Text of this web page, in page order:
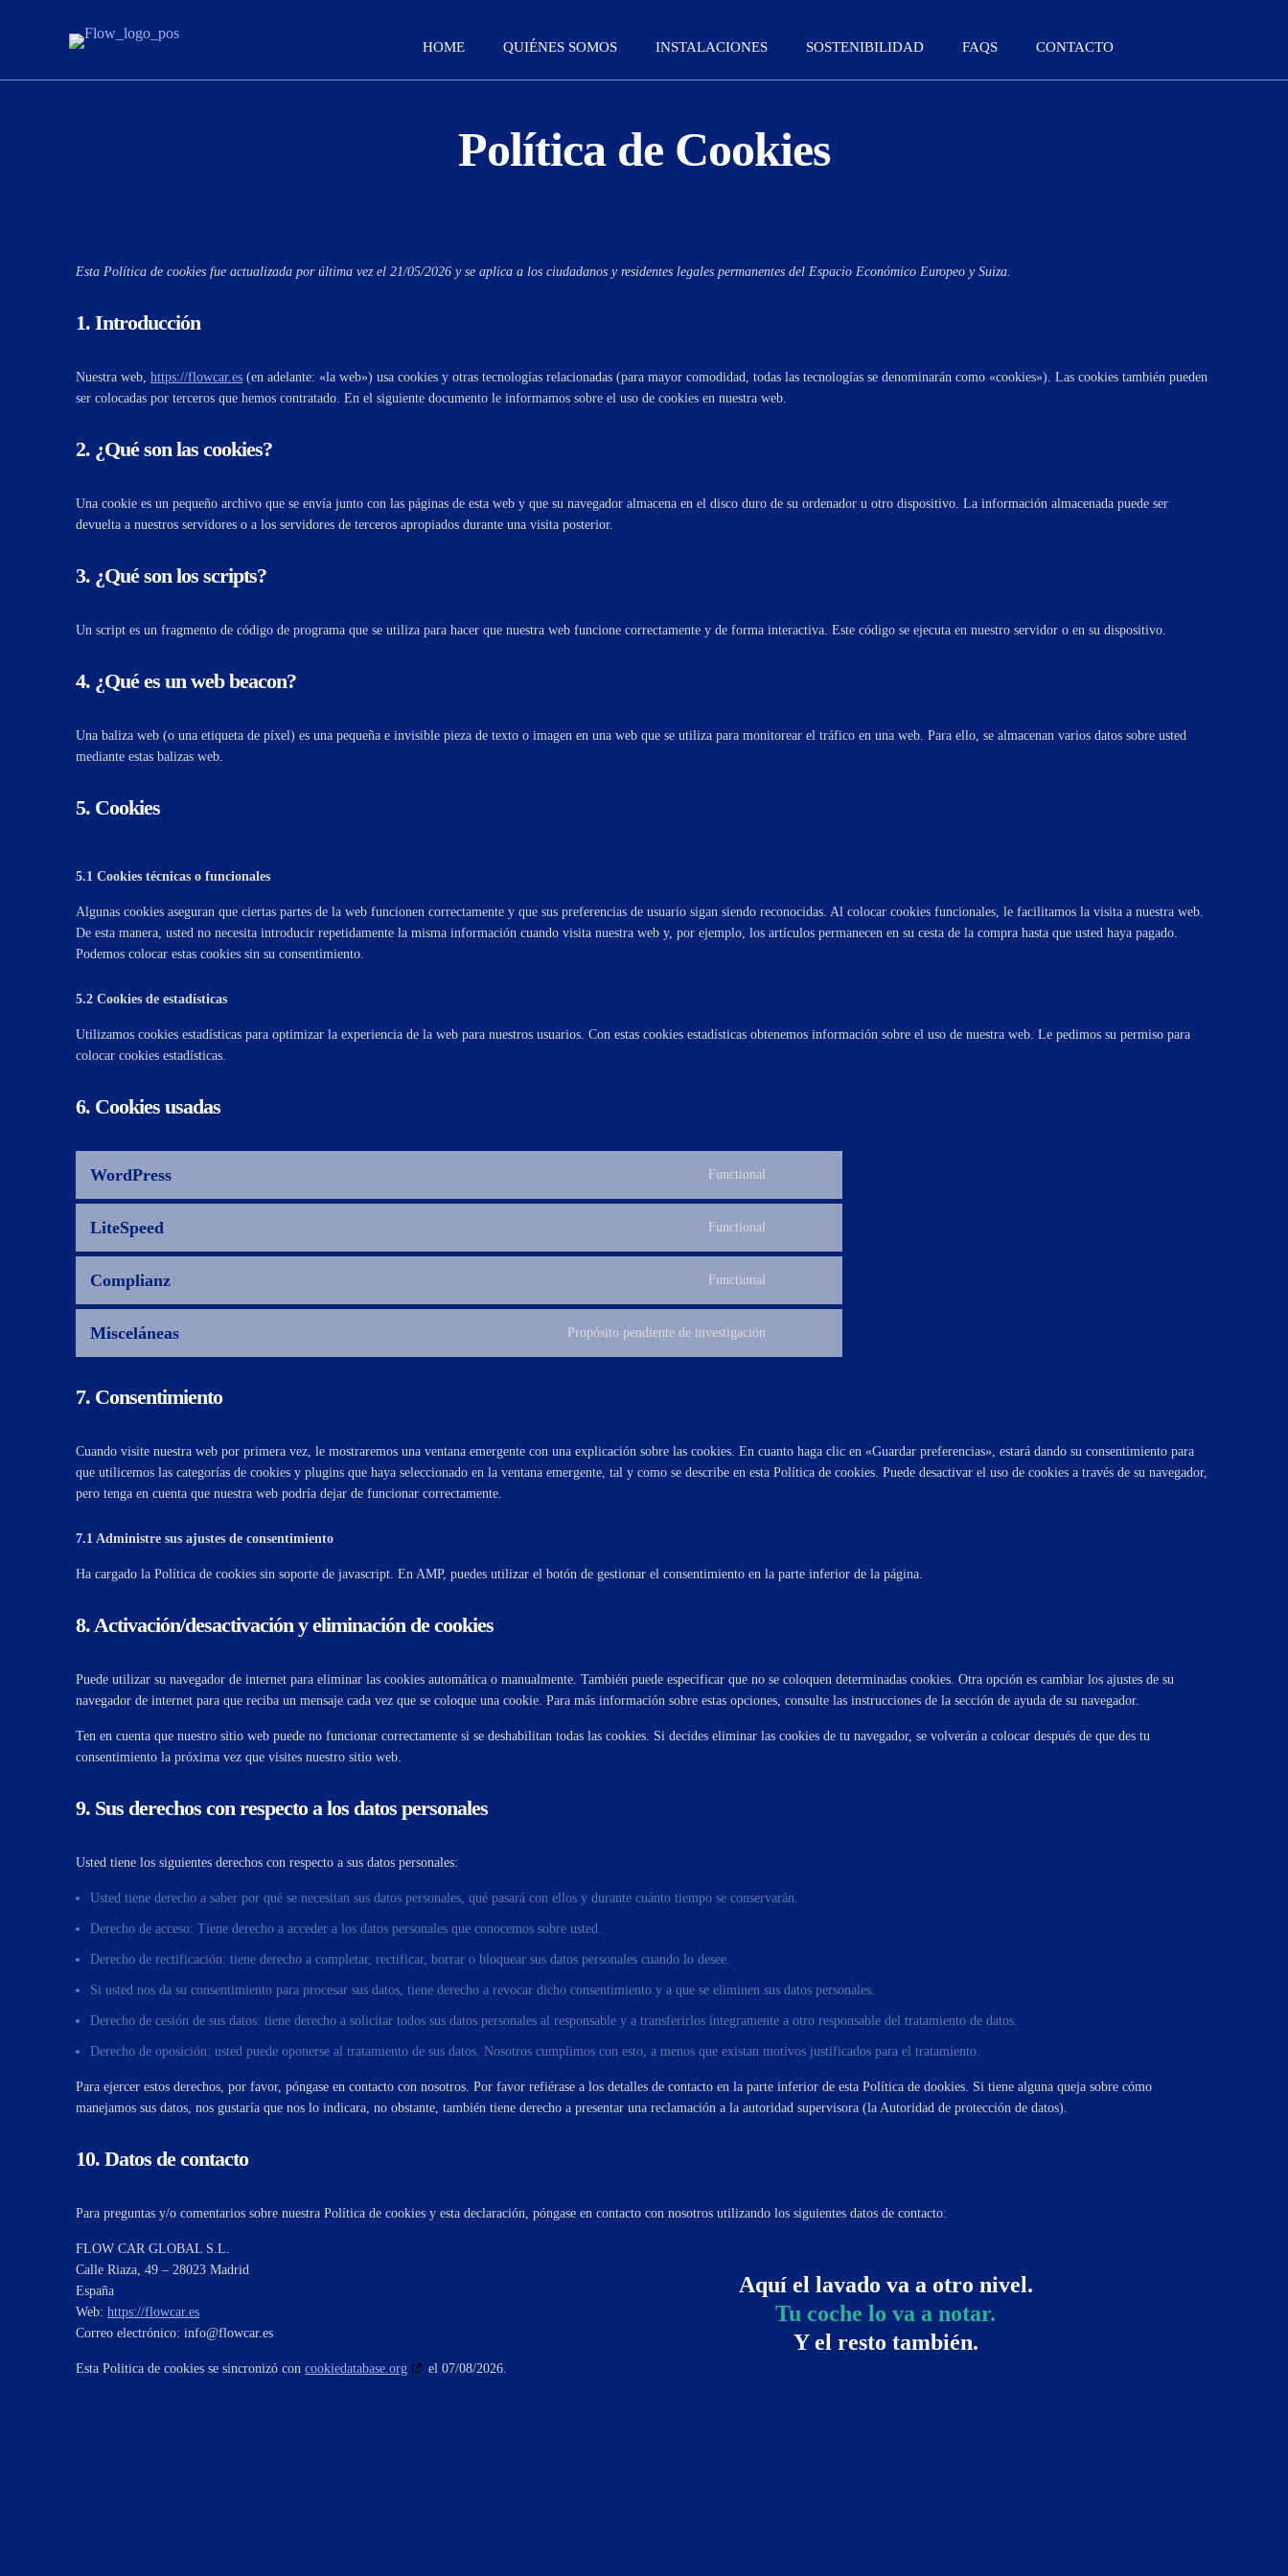
HOME QUIÉNES SOMOS INSTALACIONES SOSTENIBILIDAD FAQS CONTACTO
Política de Cookies
Esta Política de cookies fue actualizada por última vez el 21/05/2026 y se aplica a los ciudadanos y residentes legales permanentes del Espacio Económico Europeo y Suiza.
1. Introducción
Nuestra web,https://flowcar.es (en adelante: «la web») usa cookies y otras tecnologías relacionadas (para mayor comodidad, todas las tecnologías se denominarán como «cookies»). Las cookies también pueden
ser colocadas por terceros que hemos contratado. En el siguiente documento le informamos sobre el uso de cookies en nuestra web.
2. ¿Qué son las cookies?
Una cookie es un pequeño archivo que se envía junto con las páginas de esta web y que su navegador almacena en el disco duro de su ordenador u otro dispositivo. La información almacenada puede ser
devuelta a nuestros servidores o a los servidores de terceros apropiados durante una visita posterior.
3. ¿Qué son los scripts?
Un script es un fragmento de código de programa que se utiliza para hacer que nuestra web funcione correctamente y de forma interactiva. Este código se ejecuta en nuestro servidor o en su dispositivo.
4. ¿Qué es un web beacon?
Una baliza web (o una etiqueta de píxel) es una pequeña e invisible pieza de texto o imagen en una web que se utiliza para monitorear el tráfico en una web. Para ello, se almacenan varios datos sobre usted
mediante estas balizas web.
5. Cookies
5.1 Cookies técnicas o funcionales
Algunas cookies aseguran que ciertas partes de la web funcionen correctamente y que sus preferencias de usuario sigan siendo reconocidas. Al colocar cookies funcionales, le facilitamos la visita a nuestra web.
De esta manera, usted no necesita introducir repetidamente la misma información cuando visita nuestra web y, por ejemplo, los artículos permanecen en su cesta de la compra hasta que usted haya pagado.
Podemos colocar estas cookies sin su consentimiento.
5.2 Cookies de estadísticas
Utilizamos cookies estadísticas para optimizar la experiencia de la web para nuestros usuarios. Con estas cookies estadísticas obtenemos información sobre el uso de nuestra web. Le pedimos su permiso para
colocar cookies estadísticas.
6. Cookies usadas
WordPress Functional
to
LiteSpeed Functional
to
Complianz Functional
to
Misceláneas Propósito pendiente de investigación
to
7. Consentimiento
Cuando visite nuestra web por primera vez, le mostraremos una ventana emergente con una explicación sobre las cookies. En cuanto haga clic en «Guardar preferencias», estará dando su consentimiento para
que utilicemos las categorías de cookies y plugins que haya seleccionado en la ventana emergente, tal y como se describe en esta Política de cookies. Puede desactivar el uso de cookies a través de su navegador,
pero tenga en cuenta que nuestra web podría dejar de funcionar correctamente.
7.1 Administre sus ajustes de consentimiento
Ha cargado la Política de cookies sin soporte de javascript. En AMP, puedes utilizar el botón de gestionar el consentimiento en la parte inferior de la página.
8. Activación/desactivación y eliminación de cookies
Puede utilizar su navegador de internet para eliminar las cookies automática o manualmente. También puede especificar que no se coloquen determinadas cookies. Otra opción es cambiar los ajustes de su
navegador de internet para que reciba un mensaje cada vez que se coloque una cookie. Para más información sobre estas opciones, consulte las instrucciones de la sección de ayuda de su navegador.
Ten en cuenta que nuestro sitio web puede no funcionar correctamente si se deshabilitan todas las cookies. Si decides eliminar las cookies de tu navegador, se volverán a colocar después de que des tu
consentimiento la próxima vez que visites nuestro sitio web.
9. Sus derechos con respecto a los datos personales
Usted tiene los siguientes derechos con respecto a sus datos personales:
Usted tiene derecho a saber por qué se necesitan sus datos personales, qué pasará con ellos y durante cuánto tiempo se conservarán.
Derecho de acceso: Tiene derecho a acceder a los datos personales que conocemos sobre usted.
Derecho de rectificación: tiene derecho a completar, rectificar, borrar o bloquear sus datos personales cuando lo desee.
Si usted nos da su consentimiento para procesar sus datos, tiene derecho a revocar dicho consentimiento y a que se eliminen sus datos personales.
Derecho de cesión de sus datos: tiene derecho a solicitar todos sus datos personales al responsable y a transferirlos íntegramente a otro responsable del tratamiento de datos.
Derecho de oposición: usted puede oponerse al tratamiento de sus datos. Nosotros cumplimos con esto, a menos que existan motivos justificados para el tratamiento.
Para ejercer estos derechos, por favor, póngase en contacto con nosotros. Por favor refiérase a los detalles de contacto en la parte inferior de esta Política de dookies. Si tiene alguna queja sobre cómo
manejamos sus datos, nos gustaría que nos lo indicara, no obstante, también tiene derecho a presentar una reclamación a la autoridad supervisora (la Autoridad de protección de datos).
10. Datos de contacto
Para preguntas y/o comentarios sobre nuestra Política de cookies y esta declaración, póngase en contacto con nosotros utilizando los siguientes datos de contacto:
FLOW CAR GLOBAL S.L.
Calle Riaza, 49 – 28023 Madrid
España
Web:https://flowcar.es
Correo electrónico:info@flowcar.es
Esta Politica de cookies se sincronizó concookiedatabase.org el 07/08/2026.
Aquí el lavado va a otro nivel.
Tu coche lo va a notar.
Y el resto también.